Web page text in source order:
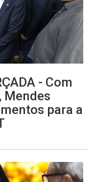
- Com
Mendes
para a